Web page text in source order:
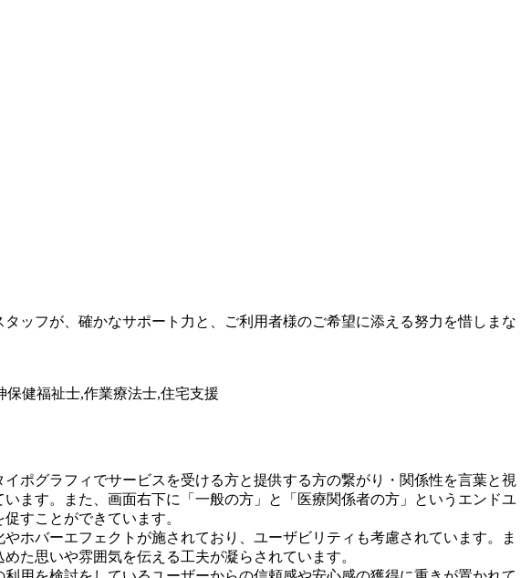
ッフが、確かなサポート力と、ご利用者様のご希望に添える努力を惜しまな
健福祉士,作業療法士,住宅支援
ポグラフィでサービスを受ける方と提供する方の繋がり・関係性を言葉と視
ます。また、画面右下に「一般の方」と「医療関係者の方」というエンドユ
すことができています。
ホバーエフェクトが施されており、ユーザビリティも考慮されています。ま
た思いや雰囲気を伝える工夫が凝らされています。